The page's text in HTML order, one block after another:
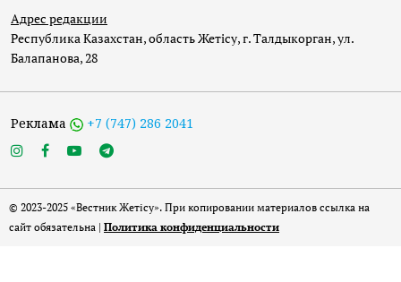
Адрес редакции
Республика Казахстан, область Жетісу, г. Талдыкорган, ул.
Балапанова, 28
Реклама +7 (747) 286 2041
© 2023-2025 «Вестник Жетісу». При копировании материалов ссылка на
сайт обязательна | Политика конфиденциальности